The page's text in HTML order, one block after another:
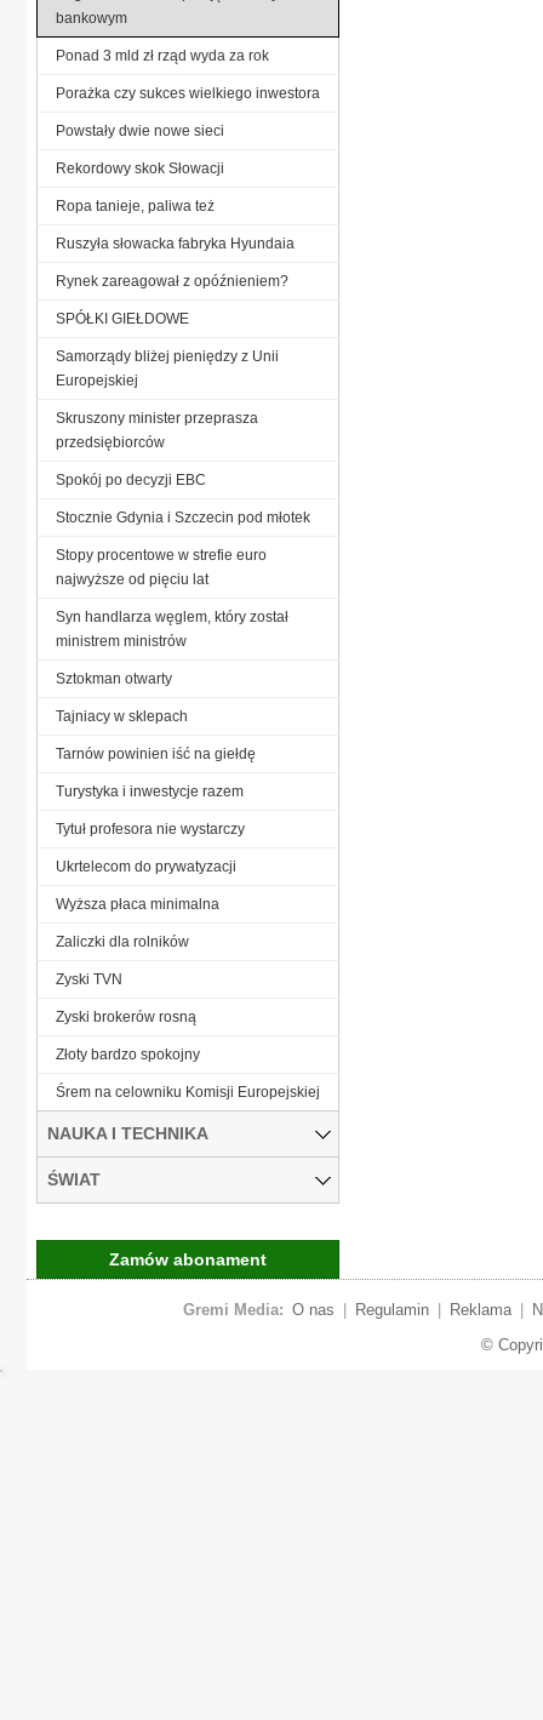
bankowym
Ponad 3 mld zł rząd wyda za rok
Porażka czy sukces wielkiego inwestora
Powstały dwie nowe sieci
Rekordowy skok Słowacji
Ropa tanieje, paliwa też
Ruszyła słowacka fabryka Hyundaia
Rynek zareagował z opóźnieniem?
SPÓŁKI GIEŁDOWE
Samorządy bliżej pieniędzy z Unii
Europejskiej
Skruszony minister przeprasza
przedsiębiorców
Spokój po decyzji EBC
Stocznie Gdynia i Szczecin pod młotek
Stopy procentowe w strefie euro
najwyższe od pięciu lat
Syn handlarza węglem, który został
ministrem ministrów
Sztokman otwarty
Tajniacy w sklepach
Tarnów powinien iść na giełdę
Turystyka i inwestycje razem
Tytuł profesora nie wystarczy
Ukrtelecom do prywatyzacji
Wyższa płaca minimalna
Zaliczki dla rolników
Zyski TVN
Zyski brokerów rosną
Złoty bardzo spokojny
Śrem na celowniku Komisji Europejskiej
NAUKA I TECHNIKA
ŚWIAT
Zamów abonament
Gremi Media: O nas Regulamin Reklama
©